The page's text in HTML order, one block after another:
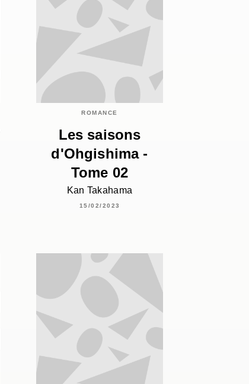
ROMANCE
Les saisons
d'Ohgishima -
Tome 02
Kan Takahama
15/02/2023